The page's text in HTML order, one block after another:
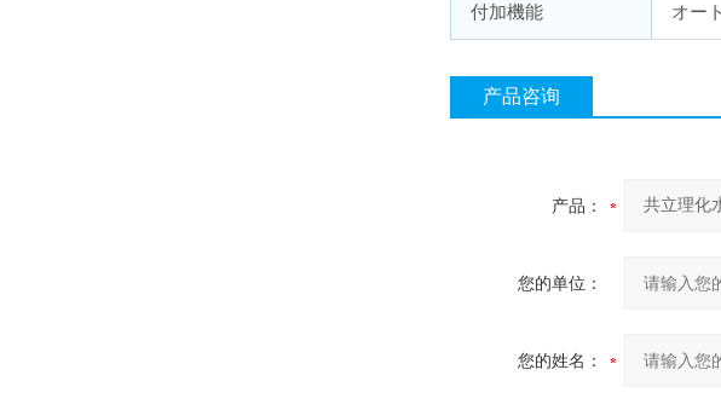
付加機能 オー
产品咨询
产品：
您的单位：
您的姓名：